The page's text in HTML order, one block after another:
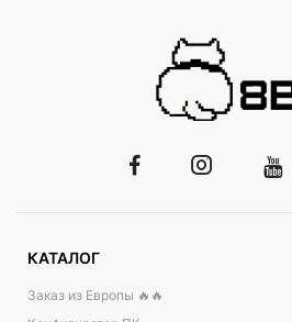
КАТАЛОГ
Заказ из Европы 🔥🔥